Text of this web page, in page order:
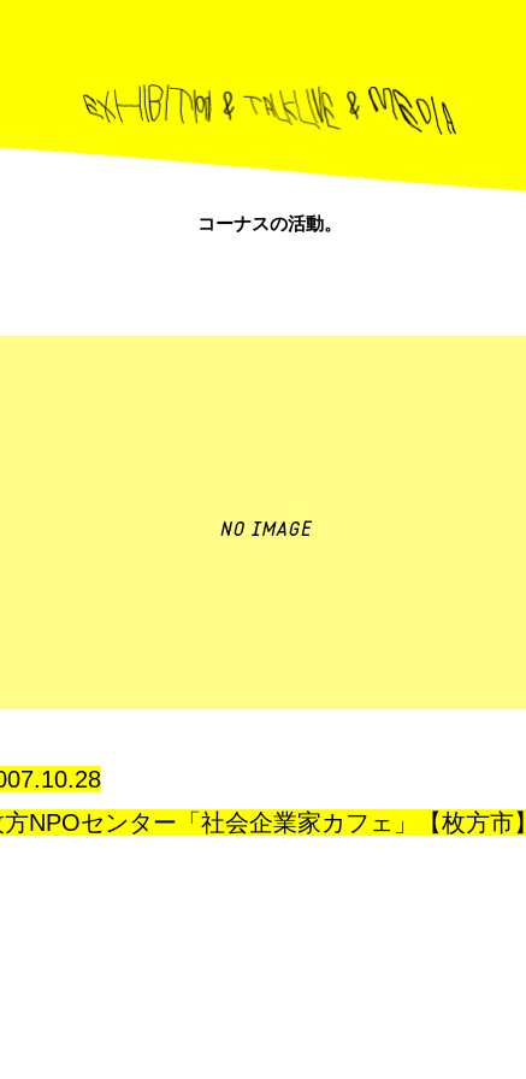
コーナスの活動。
NPOセンター「社会企業家カフェ」【枚方市】